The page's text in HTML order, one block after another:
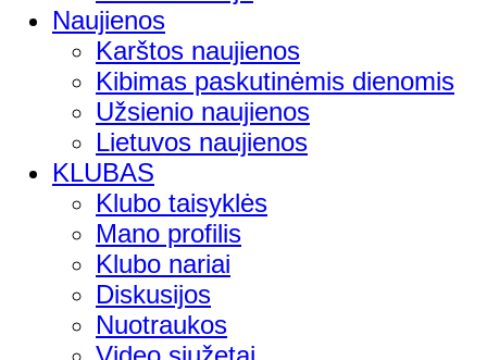
Naujienos
Karštos naujienos
Kibimas paskutinėmis dienomis
Užsienio naujienos
Lietuvos naujienos
KLUBAS
Klubo taisyklės
Mano profilis
Klubo nariai
Diskusijos
Nuotraukos